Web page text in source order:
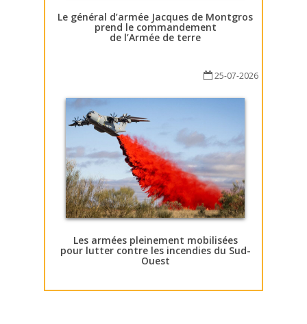
Le général d’armée Jacques de Montgros
prend le commandement
de l’Armée de terre
25-07-2026
Les armées pleinement mobilisées
pour lutter contre les incendies du Sud-
Ouest